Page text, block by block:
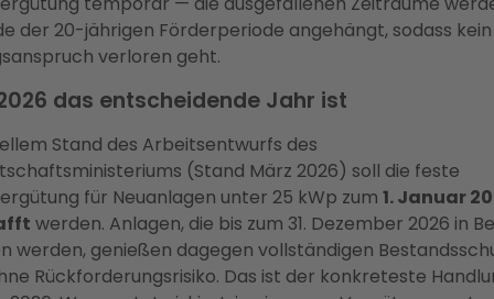
der 20-jährigen Förderperiode angehängt, sodass kein
verloren geht.
das entscheidende Jahr ist
Stand des Arbeitsentwurfs des
(Stand März 2026) soll die feste
für Neuanlagen unter 25 kWp zum 1. Januar
werden. Anlagen, die bis zum 31. Dezember 2026 in
werden, genießen dagegen vollständigen
Rückforderungsrisiko. Das ist der konkreteste